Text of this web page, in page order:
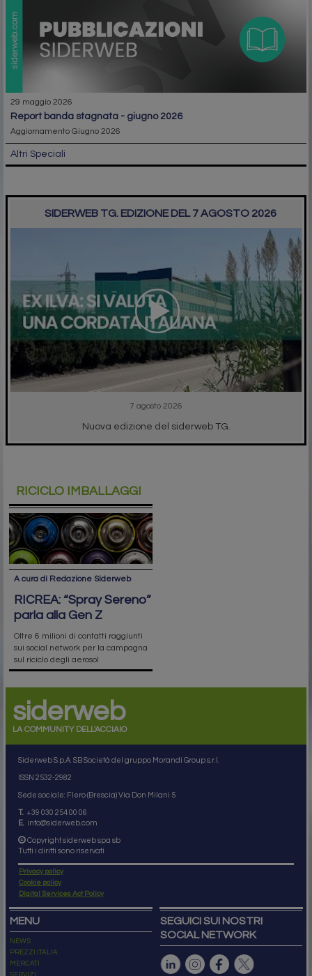
29 maggio 2026
report banda stagnata - giugno 2026
Aggiornamento Giugno 2026
Altri Speciali
SIDERWEB TG. EDIZIONE DEL 7 AGOSTO 2026
7 agosto 2026
Nuova edizione del siderweb TG.
RICICLO IMBALLAGGI
A cura di Redazione Siderweb
RICREA: “Spray Sereno”
parla alla Gen Z
Oltre 6 milioni di contatti raggiunti
sui social network per la campagna
sul riciclo degli aerosol
siderweb
LA COMMUNITY DELL'ACCIAIO
Siderweb S.p.A. SB Società del gruppo Morandi Group s.r.l.
ISSN 2532-2982
Sede sociale: Flero (Brescia) Via Don Milani 5
T. +39 030 254 00 06
E.
info@siderweb.com
Copyright siderweb spa sb
Tutti i diritti sono riservati
Privacy policy
Cookie policy
Digital Services Act Policy
MENU
NEWS
PREZZI ITALIA
MERCATI
SERVIZI
SEGUICI SUI NOSTRI
SOCIAL NETWORK